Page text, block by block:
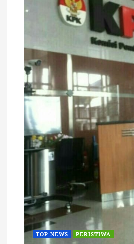
TOP NEWS PERISTIWA